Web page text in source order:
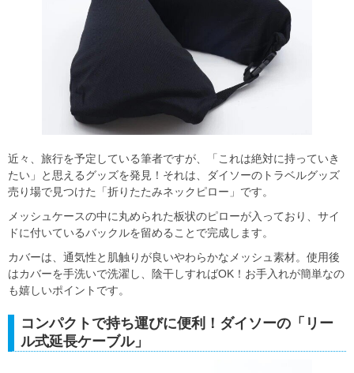
近々、旅行を予定している筆者ですが、「これは絶対に持っていき
たい」と思えるグッズを発見！それは、ダイソーのトラベルグッズ
売り場で見つけた「折りたたみネックピロー」です。
メッシュケースの中に丸められた板状のピローが入っており、サイ
ドに付いているバックルを留めることで完成します。
カバーは、通気性と肌触りが良いやわらかなメッシュ素材。使用後
はカバーを手洗いで洗濯し、陰干しすればOK！お手入れが簡単なの
も嬉しいポイントです。
コンパクトで持ち運びに便利！ダイソーの「リー
ル式延長ケーブル」